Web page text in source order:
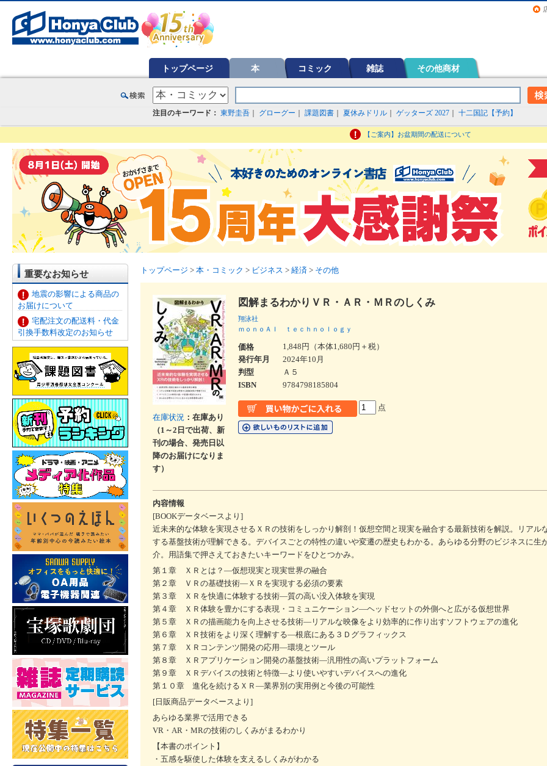
トップページ 本 コミック 雑誌 その他商材
注目のキーワード： 東野圭吾 グローグー 課題図書 夏休みドリル ゲッターズ 2027 十二国記【予約】
【ご案内】お盆期間の配送について
重要なお知らせ
地震の影響による商品の
お届けについて
宅配注文の配送料・代金
引換手数料改定のお知らせ
トップページ > 本・コミック > ビジネス > 経済 > その他
在庫状況 ：在庫あり
（1～2日で出荷、新
刊の場合、発売日以
降のお届けになりま
す）
図解まるわかりＶＲ・ＡＲ・ＭＲのしくみ
翔泳社
ｍｏｎｏＡＩ ｔｅｃｈｎｏｌｏｇｙ
価格
1,848円（本体1,680円＋税）
発行年月
2024年10月
判型
Ａ５
ISBN
9784798185804
点
内容情報
[BOOKデータベースより]
近未来的な体験を実現させるＸＲの技術をしっかり解剖！仮想空間と現実を融合する最新技術を解説。リアル
する基盤技術が理解できる。デバイスごとの特性の違いや変遷の歴史もわかる。あらゆる分野のビジネスに生
介。用語集で押さえておきたいキーワードをひとつかみ。
第１章 ＸＲとは？―仮想現実と現実世界の融合
第２章 ＶＲの基礎技術―ＸＲを実現する必須の要素
第３章 ＸＲを快適に体験する技術―質の高い没入体験を実現
第４章 ＸＲ体験を豊かにする表現・コミュニケーション―ヘッドセットの外側へと広がる仮想世界
第５章 ＸＲの描画能力を向上させる技術―リアルな映像をより効率的に作り出すソフトウェアの進化
第６章 ＸＲ技術をより深く理解する―根底にある３Ｄグラフィックス
第７章 ＸＲコンテンツ開発の応用―環境とツール
第８章 ＸＲアプリケーション開発の基盤技術―汎用性の高いプラットフォーム
第９章 ＸＲデバイスの技術と特徴―より使いやすいデバイスへの進化
第１０章 進化を続けるＸＲ―業界別の実用例と今後の可能性
[日販商品データベースより]
あらゆる業界で活用できる
VR・AR・MRの技術のしくみがまるわかり
【本書のポイント】
・五感を駆使した体験を支えるしくみがわかる